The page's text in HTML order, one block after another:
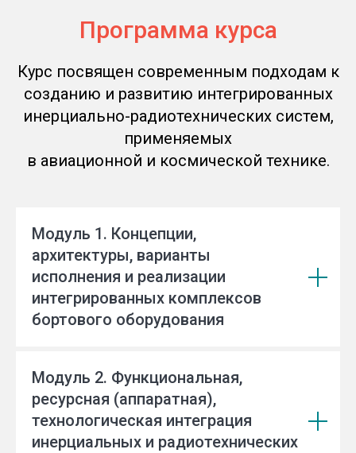
Программа курса
Курс посвящен современным подходам к
созданию и развитию интегрированных
инерциально-радиотехнических систем,
применяемых
в авиационной и космической технике.
Модуль 1. Концепции,
архитектуры, варианты
исполнения и реализации
интегрированных комплексов
бортового оборудования
Модуль 2. Функциональная,
ресурсная (аппаратная),
технологическая интеграция
инерциальных и радиотехнических